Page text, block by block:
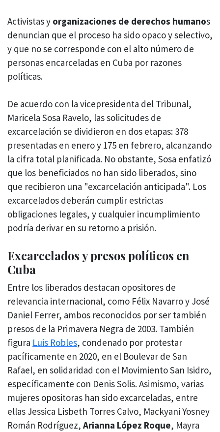
Activistas y organizaciones de derechos humanos
denuncian que el proceso ha sido opaco y selectivo,
y que no se corresponde con el alto número de
personas encarceladas en Cuba por razones
políticas.
De acuerdo con la vicepresidenta del Tribunal,
Maricela Sosa Ravelo, las solicitudes de
excarcelación se dividieron en dos etapas: 378
presentadas en enero y 175 en febrero, alcanzando
la cifra total planificada. No obstante, Sosa enfatizó
que los beneficiados no han sido liberados, sino
que recibieron una "excarcelación anticipada". Los
excarcelados deberán cumplir estrictas
obligaciones legales, y cualquier incumplimiento
podría derivar en su retorno a prisión.
Excarcelados y presos políticos en
Cuba
Entre los liberados destacan opositores de
relevancia internacional, como Félix Navarro y José
Daniel Ferrer, ambos reconocidos por ser también
presos de la Primavera Negra de 2003. También
figura Luis Robles, condenado por protestar
pacíficamente en 2020, en el Boulevar de San
Rafael, en solidaridad con el Movimiento San Isidro,
específicamente con Denis Solis. Asimismo, varias
mujeres opositoras han sido excarceladas, entre
ellas Jessica Lisbeth Torres Calvo, Mackyani Yosney
Román Rodríguez, Arianna López Roque, Mayra